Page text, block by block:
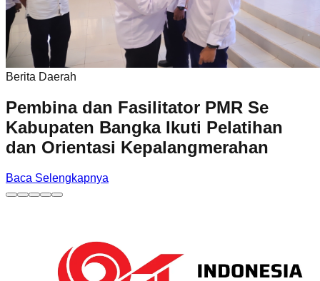
Berita Daerah
Pembina dan Fasilitator PMR Se
Kabupaten Bangka Ikuti Pelatihan
dan Orientasi Kepalangmerahan
Baca Selengkapnya